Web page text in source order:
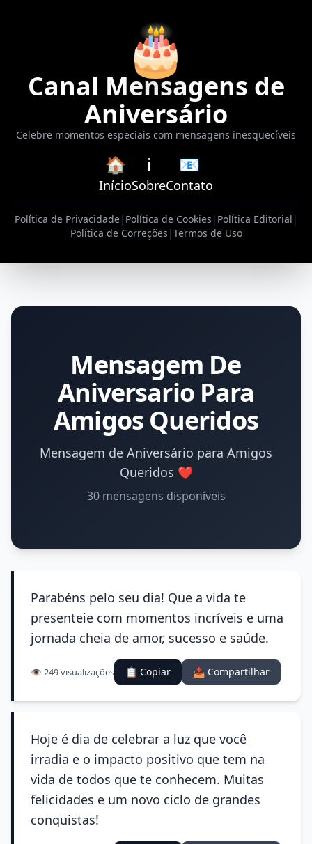
🎂
Canal Mensagens de
Aniversário
Celebre momentos especiais com mensagens inesquecíveis
🏠
Início
ℹ️
Sobre
📧
Contato
Política de Privacidade| Política de Cookies | Política Editorial |
Política de Correções |Termos de Uso
Mensagem De
Aniversario Para
Amigos Queridos
Mensagem de Aniversário para Amigos
Queridos ❤️
30 mensagens disponíveis
Parabéns pelo seu dia! Que a vida te
presenteie com momentos incríveis e uma
jornada cheia de amor, sucesso e saúde.
👁️ 249 visualizações 📋 Copiar 📤 Compartilhar
Hoje é dia de celebrar a luz que você
irradia e o impacto positivo que tem na
vida de todos que te conhecem. Muitas
felicidades e um novo ciclo de grandes
conquistas!